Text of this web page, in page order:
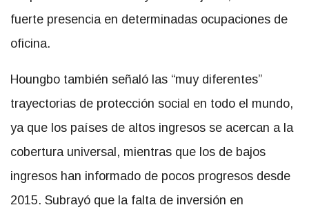
fuerte presencia en determinadas ocupaciones de
oficina.
Houngbo también señaló las “muy diferentes”
trayectorias de protección social en todo el mundo,
ya que los países de altos ingresos se acercan a la
cobertura universal, mientras que los de bajos
ingresos han informado de pocos progresos desde
2015. Subrayó que la falta de inversión en